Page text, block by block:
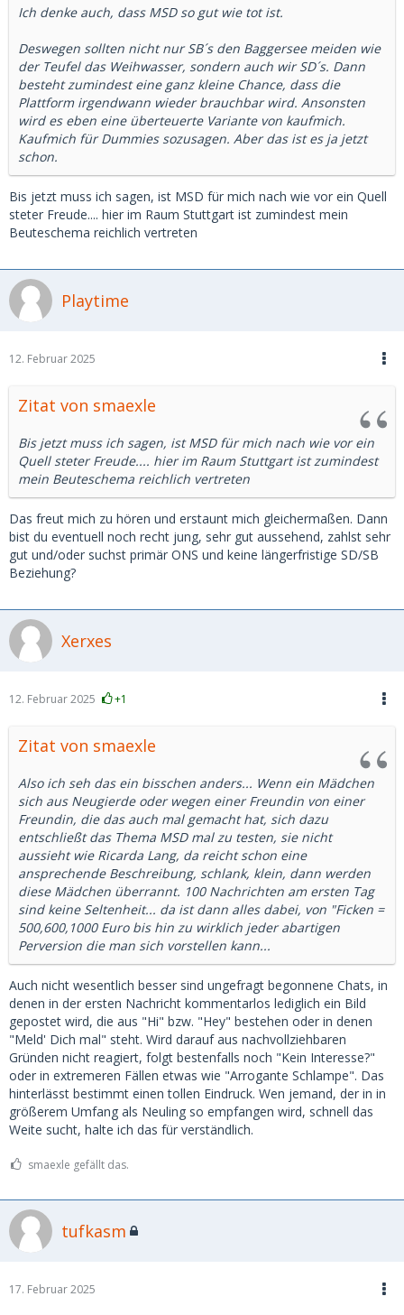
Sichtweite gelegt hat, war das kein Problem. Man lächelte
durchaus auch mal mit tieferen Einblicken belohnt. Wenn
sich da aber 15-20 Männer angesammelt hatte, die sich
dann teilweise fast auf das Badetuch der Nixe gesetzt
hatten und unverholen angefangen hatten zu wichsen,
waren die Girls nach Sekunden wieder weg, kaum das sich
der Pulk gebildet hatte. Verständlich!
Das Ende vom Lied war, dass im Laufe der Jahre
Studentinnen oder junge Paare diesen See gemieden haben
wie der Teufel das Weihwasser. Es hatte sich
herumgesprochen!
Meiner Ansicht nach sind es nicht die Frauen die Schuld
sind, sondern die schiere Anzahl von unbeherrschten und
aufdringlichen Männern
Ich denke auch, dass MSD so gut wie tot ist.
Deswegen sollten nicht nur SB´s den Baggersee meiden wie
der Teufel das Weihwasser, sondern auch wir SD´s. Dann
besteht zumindest eine ganz kleine Chance, dass die
Plattform irgendwann wieder brauchbar wird. Ansonsten
wird es eben eine überteuerte Variante von kaufmich.
Kaufmich für Dummies sozusagen. Aber das ist es ja jetzt
schon.
Bis jetzt muss ich sagen, ist MSD für mich nach wie vor ein Quell
steter Freude.... hier im Raum Stuttgart ist zumindest mein
Beuteschema reichlich vertreten
Playtime
12. Februar 2025
Zitat von smaexle
Bis jetzt muss ich sagen, ist MSD für mich nach wie vor ein
Quell steter Freude.... hier im Raum Stuttgart ist zumindest
mein Beuteschema reichlich vertreten
Das freut mich zu hören und erstaunt mich gleichermaßen. Dann
bist du eventuell noch recht jung, sehr gut aussehend, zahlst sehr
gut und/oder suchst primär ONS und keine längerfristige SD/SB
Beziehung?
Xerxes
12. Februar 2025 +1
Zitat von smaexle
Also ich seh das ein bisschen anders... Wenn ein Mädchen
sich aus Neugierde oder wegen einer Freundin von einer
Freundin, die das auch mal gemacht hat, sich dazu
entschließt das Thema MSD mal zu testen, sie nicht
aussieht wie Ricarda Lang, da reicht schon eine
ansprechende Beschreibung, schlank, klein, dann werden
diese Mädchen überrannt. 100 Nachrichten am ersten Tag
sind keine Seltenheit... da ist dann alles dabei, von "Ficken =
500,600,1000 Euro bis hin zu wirklich jeder abartigen
Perversion die man sich vorstellen kann...
Auch nicht wesentlich besser sind ungefragt begonnene Chats, in
denen in der ersten Nachricht kommentarlos lediglich ein Bild
gepostet wird, die aus "Hi" bzw. "Hey" bestehen oder in denen
"Meld' Dich mal" steht. Wird darauf aus nachvollziehbaren
Gründen nicht reagiert, folgt bestenfalls noch "Kein Interesse?"
oder in extremeren Fällen etwas wie "Arrogante Schlampe". Das
hinterlässt bestimmt einen tollen Eindruck. Wen jemand, der in in
größerem Umfang als Neuling so empfangen wird, schnell das
Weite sucht, halte ich das für verständlich.
smaexle gefällt das.
tufkasm
17. Februar 2025